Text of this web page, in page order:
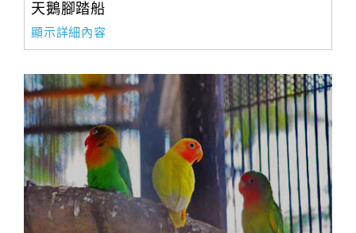
天鵝腳踏船
顯示詳細內容